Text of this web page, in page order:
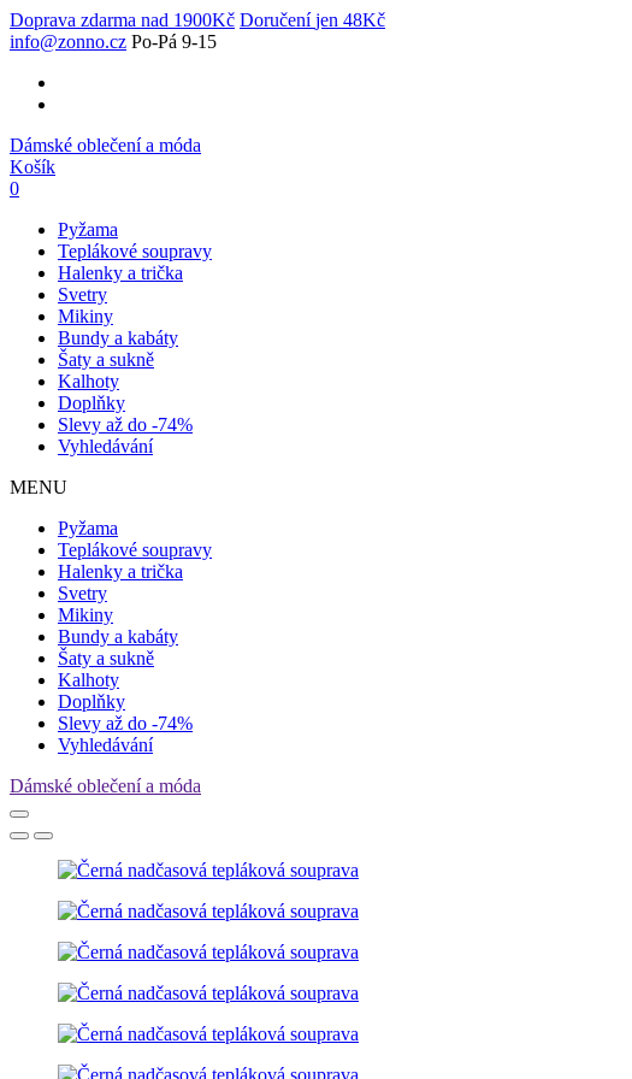
Doprava zdarma nad 1900Kč Doručeníjen 48Kč
info@zonno.cz Po-Pá 9-15
Dámské oblečení a móda
Košík
0
Pyžama
Teplákové soupravy
Halenky a trička
Svetry
Mikiny
Bundy a kabáty
Šaty a sukně
Kalhoty
Doplňky
Slevy až do -74%
Vyhledávání
MENU
Pyžama
Teplákové soupravy
Halenky a trička
Svetry
Mikiny
Bundy a kabáty
Šaty a sukně
Kalhoty
Doplňky
Slevy až do -74%
Vyhledávání
Dámské oblečení a móda